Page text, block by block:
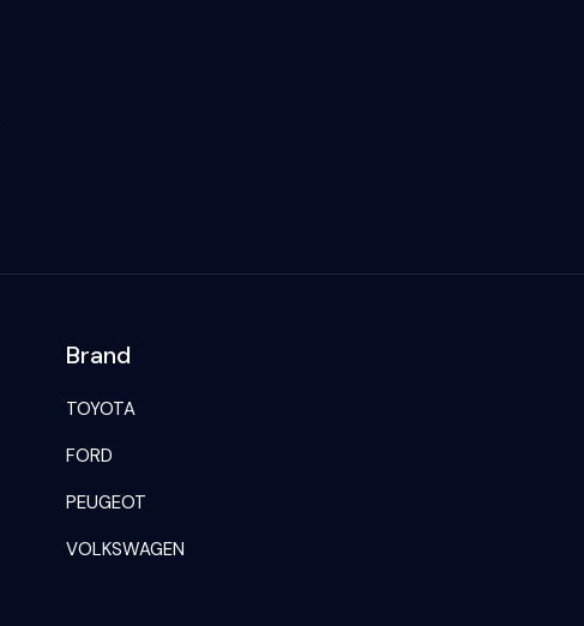
Brand
TOYOTA
FORD
PEUGEOT
VOLKSWAGEN